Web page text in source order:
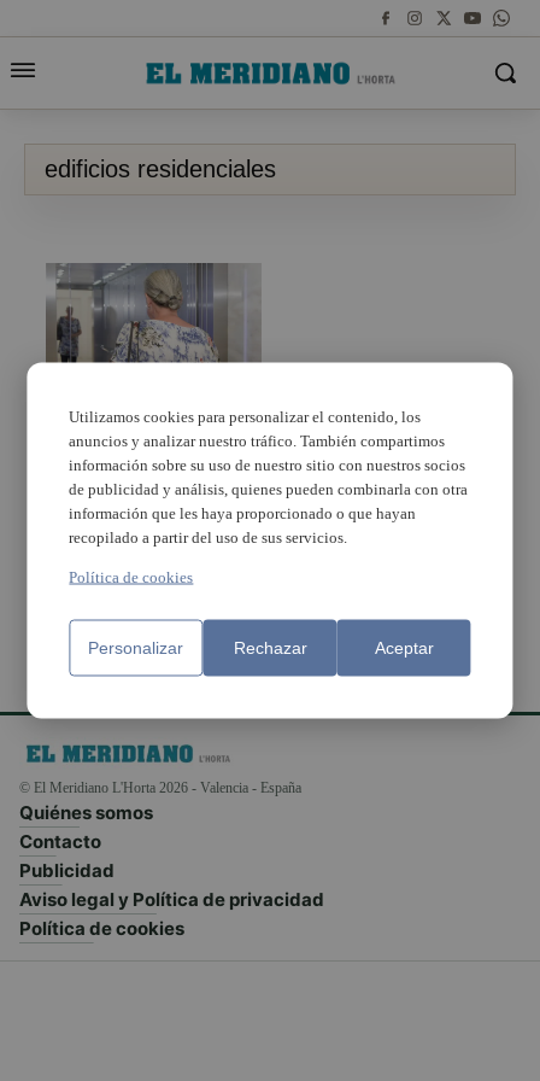
edificios residenciales
Paiporta convoca
ayudas para instalar
ascensores, sillas salva
escaleras y elevadores
verticales en edificios
residenciales
© El Meridiano L'Horta 2026 - Valencia - España
Quiénes somos
Contacto
Publicidad
Aviso legal y Política de privacidad
Política de cookies
Utilizamos cookies para personalizar el contenido, los
anuncios y analizar nuestro tráfico. También compartimos
información sobre su uso de nuestro sitio con nuestros socios
de publicidad y análisis, quienes pueden combinarla con otra
información que les haya proporcionado o que hayan
recopilado a partir del uso de sus servicios.
Política de cookies
Personalizar Rechazar Aceptar